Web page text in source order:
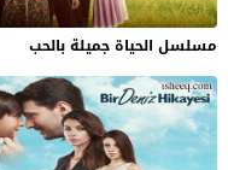
مسلسل الحياة جميلة بالحب